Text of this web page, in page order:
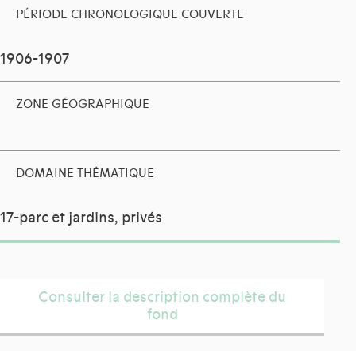
PÉRIODE CHRONOLOGIQUE COUVERTE
1906-1907
ZONE GÉOGRAPHIQUE
DOMAINE THÉMATIQUE
17-parc et jardins, privés
Consulter la description complète du
fond